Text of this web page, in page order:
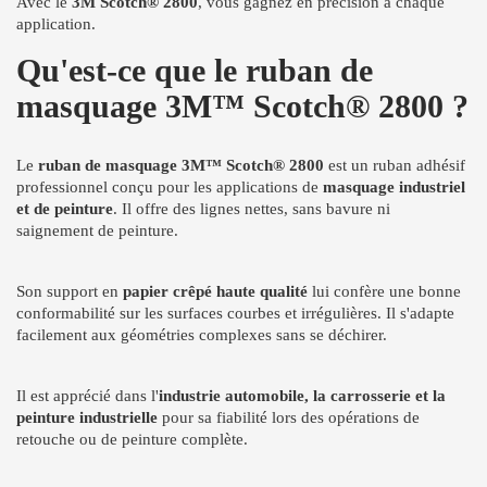
application.
Qu'est-ce que le ruban de
masquage 3M™ Scotch® 2800 ?
Le ruban de masquage 3M™ Scotch® 2800 est un ruban adhésif
professionnel conçu pour les applications de masquage industriel
et de peinture. Il offre des lignes nettes, sans bavure ni
saignement de peinture.
Son support en papier crêpé haute qualité lui confère une bonne
conformabilité sur les surfaces courbes et irrégulières. Il s'adapte
facilement aux géométries complexes sans se déchirer.
Il est apprécié dans l'industrie automobile, la carrosserie et la
peinture industrielle pour sa fiabilité lors des opérations de
retouche ou de peinture complète.